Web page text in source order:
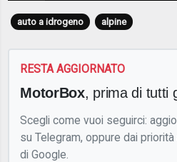
auto a idrogeno alpine
RESTA AGGIORNATO
MotorBox, prima di tutti
Scegli come vuoi seguirci:
su Telegram, oppure dai
di Google.